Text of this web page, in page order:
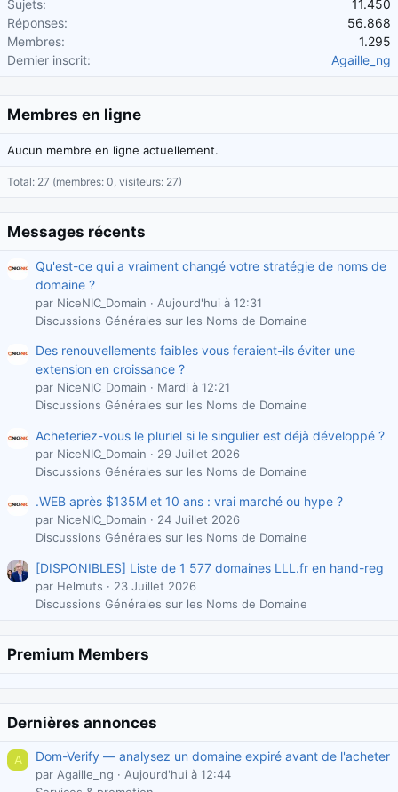
Sujets
11.450
Réponses
56.868
Membres
1.295
Dernier inscrit
Agaille_ng
Membres en ligne
Aucun membre en ligne actuellement.
Total: 27 (membres: 0, visiteurs: 27)
Messages récents
Qu'est-ce qui a vraiment changé votre stratégie de noms de
domaine ?
par NiceNIC_Domain
Aujourd'hui à 12:31
Discussions Générales sur les Noms de Domaine
Des renouvellements faibles vous feraient-ils éviter une
extension en croissance ?
par NiceNIC_Domain
Mardi à 12:21
Discussions Générales sur les Noms de Domaine
Acheteriez-vous le pluriel si le singulier est déjà développé ?
par NiceNIC_Domain
29 Juillet 2026
Discussions Générales sur les Noms de Domaine
.WEB après $135M et 10 ans : vrai marché ou hype ?
par NiceNIC_Domain
24 Juillet 2026
Discussions Générales sur les Noms de Domaine
[DISPONIBLES] Liste de 1 577 domaines LLL.fr en hand-reg
par Helmuts
23 Juillet 2026
Discussions Générales sur les Noms de Domaine
Premium Members
Dernières annonces
A Dom-Verify — analysez un domaine expiré avant de l'acheter
par Agaille_ng
Aujourd'hui à 12:44